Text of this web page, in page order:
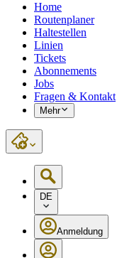
Home
Routenplaner
Haltestellen
Linien
Tickets
Abonnements
Jobs
Fragen & Kontakt
Mehr
DE
Anmeldung